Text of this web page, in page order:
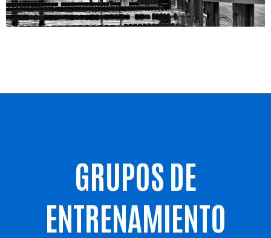
GRUPOS DE
ENTRENAMIENTO